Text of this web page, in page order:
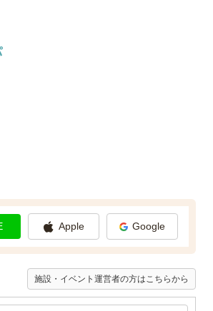
Apple Google
施設・イベント運営者の方はこちらから